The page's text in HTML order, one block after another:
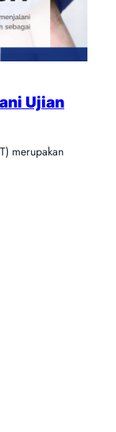
Ujian
merupakan